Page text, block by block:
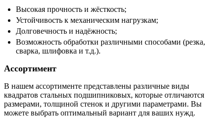
Высокая прочность и жёсткость;
Устойчивость к механическим нагрузкам;
Долговечность и надёжность;
Возможность обработки различными способами (резка,
сварка, шлифовка и т.д.).
Ассортимент
В нашем ассортименте представлены различные виды
квадратов стальных подшипниковых, которые отличаются
размерами, толщиной стенок и другими параметрами. Вы
можете выбрать оптимальный вариант для ваших нужд.